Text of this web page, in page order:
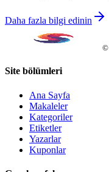
Daha fazla bilgi edinin
©
Site bölümleri
Ana Sayfa
Makaleler
Kategoriler
Etiketler
Yazarlar
Kuponlar